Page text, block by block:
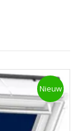
Nieuw